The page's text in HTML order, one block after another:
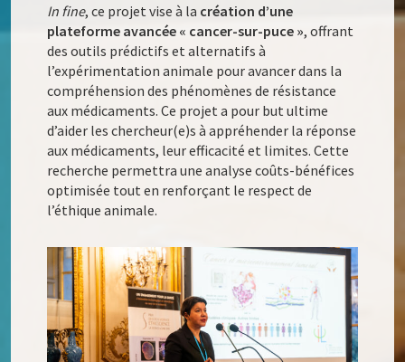
In fine, ce projet vise à la création d’une
plateforme avancée « cancer-sur-puce », offrant
des outils prédictifs et alternatifs à
l’expérimentation animale pour avancer dans la
compréhension des phénomènes de résistance
aux médicaments. Ce projet a pour but ultime
d’aider les chercheur(e)s à appréhender la réponse
aux médicaments, leur efficacité et limites. Cette
recherche permettra une analyse coûts-bénéfices
optimisée tout en renforçant le respect de
l’éthique animale.